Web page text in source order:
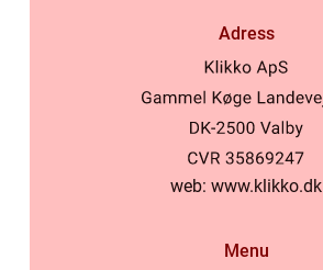
Adress
web: www.klikko.dk
Menu